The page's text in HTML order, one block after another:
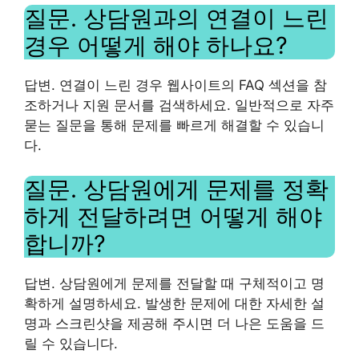
질문. 상담원과의 연결이 느린
경우 어떻게 해야 하나요?
답변. 연결이 느린 경우 웹사이트의 FAQ 섹션을 참
조하거나 지원 문서를 검색하세요. 일반적으로 자주
묻는 질문을 통해 문제를 빠르게 해결할 수 있습니
다.
질문. 상담원에게 문제를 정확
하게 전달하려면 어떻게 해야
합니까?
답변. 상담원에게 문제를 전달할 때 구체적이고 명
확하게 설명하세요. 발생한 문제에 대한 자세한 설
명과 스크린샷을 제공해 주시면 더 나은 도움을 드
릴 수 있습니다.